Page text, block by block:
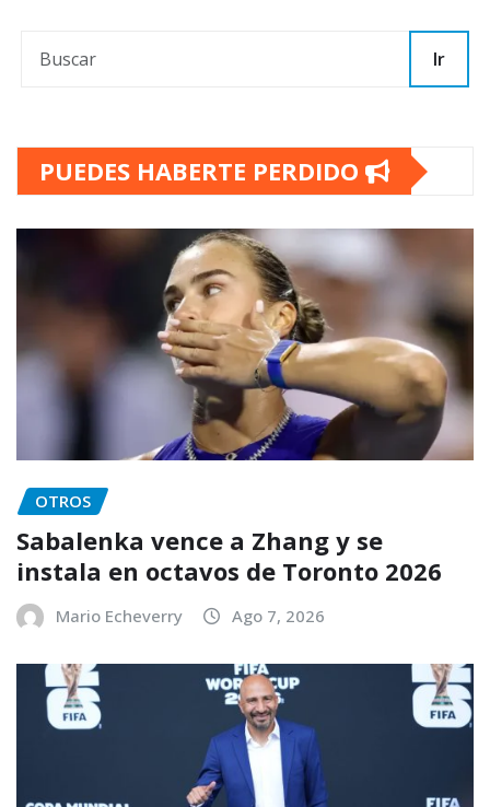
Ir
PUEDES HABERTE PERDIDO
OTROS
Sabalenka vence a Zhang y se
instala en octavos de Toronto 2026
Mario Echeverry Ago 7, 2026